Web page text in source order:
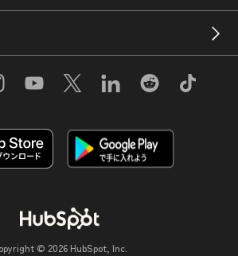
© 2026 HubSpot, Inc.